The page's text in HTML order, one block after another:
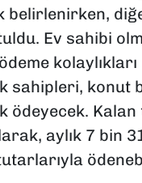
belirlenirken,
Ev sahibi
sahipleri, konut
ödeyecek.
aylık 7 bin